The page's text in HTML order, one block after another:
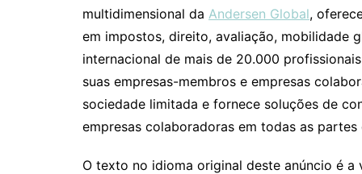
multidimensional da Andersen Global,
em impostos, direito, avaliação, mobilidade
internacional de mais de 20.000
suas empresas-membros e empresas
sociedade limitada e fornece soluções de
empresas colaboradoras em todas as partes
O texto no idioma original deste anúncio é